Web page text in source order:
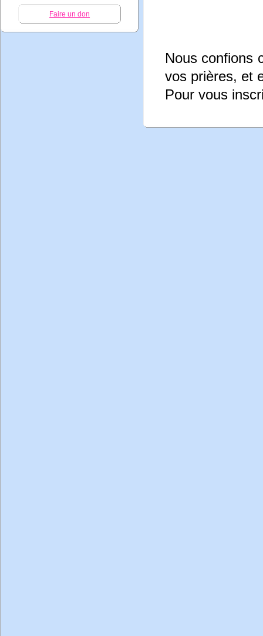
Faire un don
Nous confions
vos prières, et
Pour vous